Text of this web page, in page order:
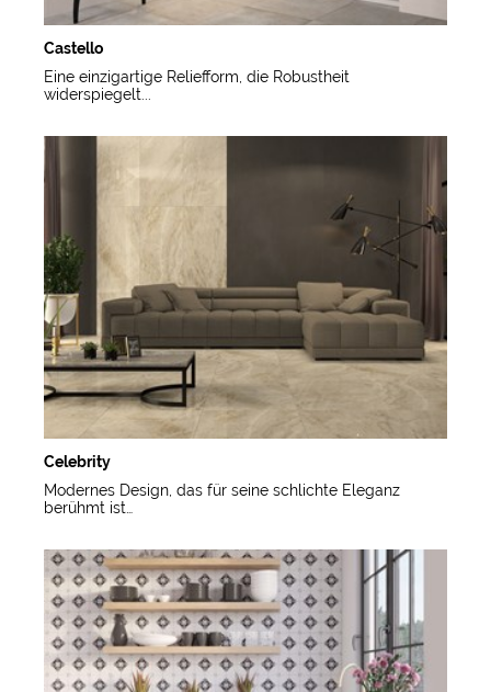
Castello
Eine einzigartige Reliefform, die Robustheit
widerspiegelt...
Celebrity
Modernes Design, das für seine schlichte Eleganz
berühmt ist…